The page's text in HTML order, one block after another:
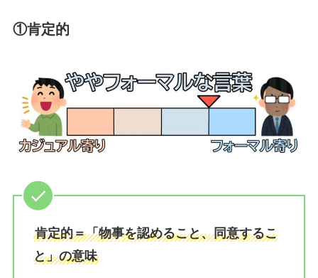
①肯定的
肯定的＝「物事を認めること、同意するこ
と」の意味